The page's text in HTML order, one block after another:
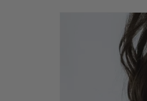
Produktinformationen